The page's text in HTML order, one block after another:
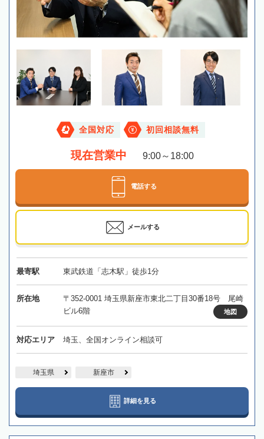
全国対応 初回相談無料
現在営業中 9:00～18:00
電話する
メールする
最寄駅 東武鉄道「志木駅」徒歩1分
所在地
〒352-0001 埼玉県新座市東北二丁目30番18号 尾崎
ビル6階
地図
対応エリア 埼玉、全国オンライン相談可
埼玉県 新座市
詳細を見る